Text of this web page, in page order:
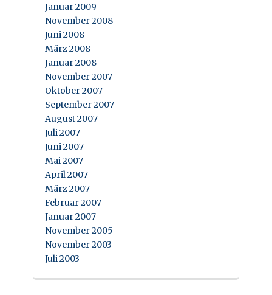
Januar 2009
November 2008
Juni 2008
März 2008
Januar 2008
November 2007
Oktober 2007
September 2007
August 2007
Juli 2007
Juni 2007
Mai 2007
April 2007
März 2007
Februar 2007
Januar 2007
November 2005
November 2003
Juli 2003